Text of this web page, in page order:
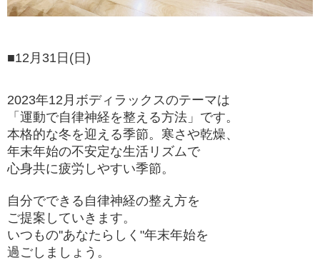
■12月31日(日)
2023年12月ボディラックスのテーマは
「運動で自律神経を整える方法」です。
本格的な冬を迎える季節。寒さや乾燥、
年末年始の不安定な生活リズムで
心身共に疲労しやすい季節。
自分でできる自律神経の整え方を
ご提案していきます。
いつもの''あなたらしく"年末年始を
過ごしましょう。